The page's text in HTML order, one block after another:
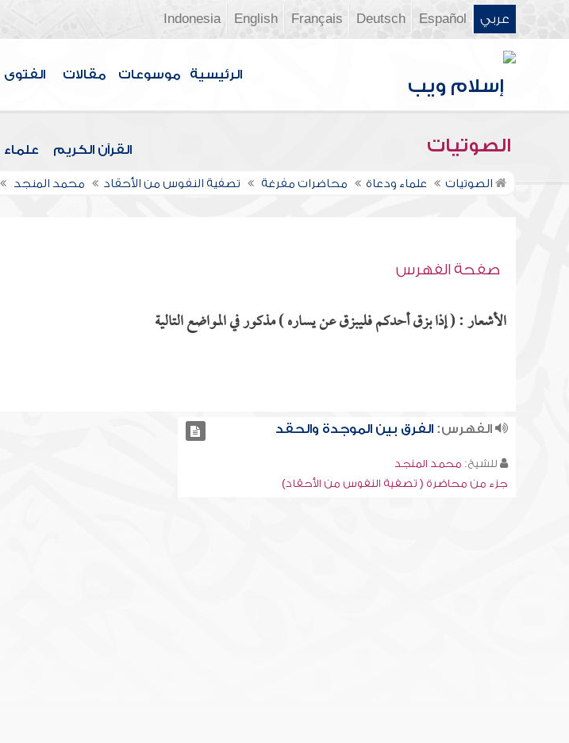
عربي Español
Deutsch
Français
English
Indonesia
الرئيسية موسوعات مقالات الفتوى
الصوتيات القرآن الكريم علماء
الصوتيات علماء ودعاة محاضرات مفرغة تصفية النفوس من الأحقاد محمد المنجد
صفحة الفهرس
الأشعار : ( إذا بزق أحدكم فليبزق عن يساره ) مذكور في المواضع التالية
الفهرس:الفرق بين الموجدة والحقد
للشيخ: محمد المنجد
جزء من محاضرة ( تصفية النفوس من الأحقاد)